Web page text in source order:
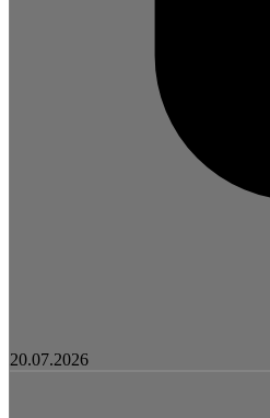
20.07.2026